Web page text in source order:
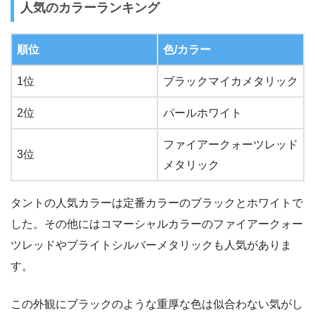
人気のカラーランキング
順位 色/カラー
1位 ブラックマイカメタリック
2位 パールホワイト
3位
ファイアークォーツレッド
メタリック
タントの人気カラーは定番カラーのブラックとホワイトで
した。その他にはコマーシャルカラーのファイアークォー
ツレッドやブライトシルバーメタリックも人気がありま
す。
この外観にブラックのような重厚な色は似合わない気がし